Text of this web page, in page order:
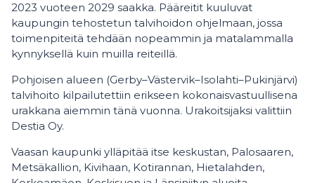
2023 vuoteen 2029 saakka. Pääreitit kuuluvat
kaupungin tehostetun talvihoidon ohjelmaan, jossa
toimenpiteitä tehdään nopeammin ja matalammalla
kynnyksellä kuin muilla reiteillä.
Pohjoisen alueen (Gerby–Västervik–Isolahti–Pukinjärvi)
talvihoito kilpailutettiin erikseen kokonaisvastuullisena
urakkana aiemmin tänä vuonna. Urakoitsijaksi valittiin
Destia Oy.
Vaasan kaupunki ylläpitää itse keskustan, Palosaaren,
Metsäkallion, Kivihaan, Kotirannan, Hietalahden,